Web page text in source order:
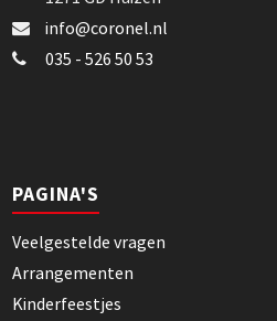
info@coronel.nl
035 - 526 50 53
PAGINA'S
Veelgestelde vragen
Arrangementen
Kinderfeestjes